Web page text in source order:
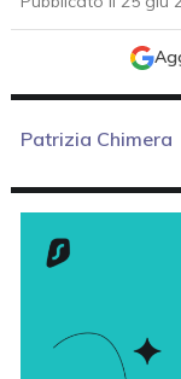
Patrizia Chimera